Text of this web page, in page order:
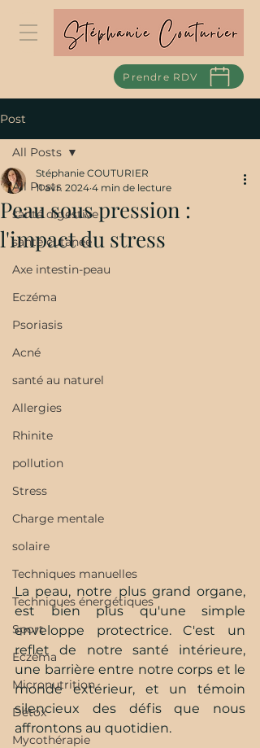
Prendre RDV
Post
All Posts
santé digestive
santé cutanée
Axe intestin-peau
Eczéma
Psoriasis
Acné
santé au naturel
Allergies
Rhinite
pollution
Stress
Charge mentale
solaire
Techniques manuelles
Techniques énergétiques
Sport
Eczéma
Micronutrition
Détox
Mycothérapie
All Posts
Peau sous pression :
l'impact du stress
Stéphanie COUTURIER
11 avr. 2024 4 min de lecture
La peau, notre plus grand organe,
est bien plus qu'une simple
enveloppe protectrice. C'est un
reflet de notre santé intérieure,
une barrière entre notre corps et le
monde extérieur, et un témoin
silencieux des défis que nous
affrontons au quotidien.